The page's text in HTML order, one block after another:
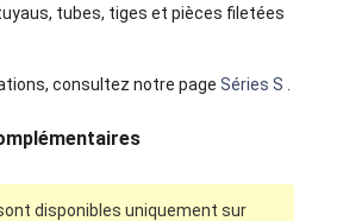
tubes, tiges et pièces filetées
consultez notre pageSéries S
disponibles uniquement sur